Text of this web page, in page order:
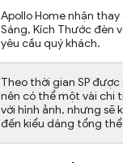
Apollo Home nhận thay
Sáng, Kích Thước đèn
yêu cầu quý khách.
Theo thời gian SP
nên có thể một vài chi
với hình ảnh, nhưng sẽ
đến kiểu dáng tổng thể